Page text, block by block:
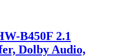
B450F 2.1
Dolby Audio,